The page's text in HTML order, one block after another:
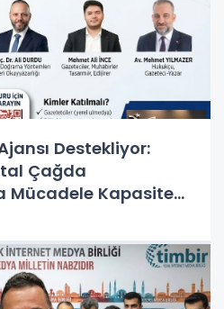
Destekliyor:
Çağda
Mücadele Kapasite